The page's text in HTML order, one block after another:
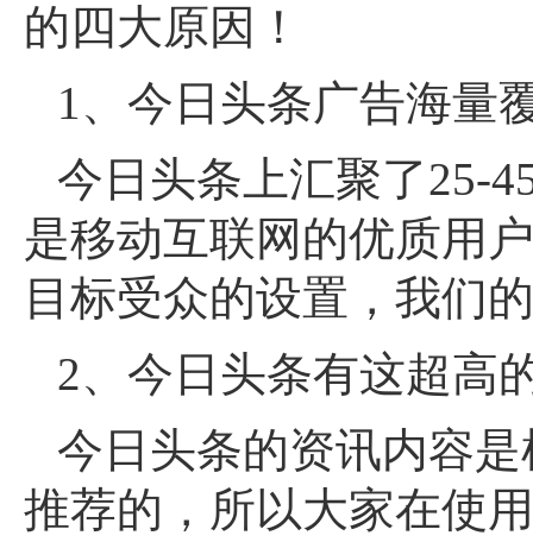
的四大原因！
1、今日头条广告海量
今日头条上汇聚了25-
是移动互联网的优质用
目标受众的设置，我们
2、今日头条有这超高
今日头条的资讯内容
推荐的，所以大家在使